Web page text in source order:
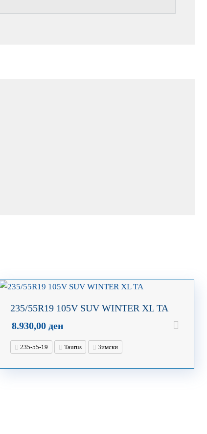
235/55R19 105V SUV WINTER XL TA
8.930,00 ден
235-55-19 Taurus Зимски